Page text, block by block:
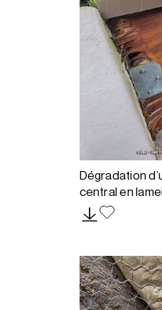
Dégradation
central en